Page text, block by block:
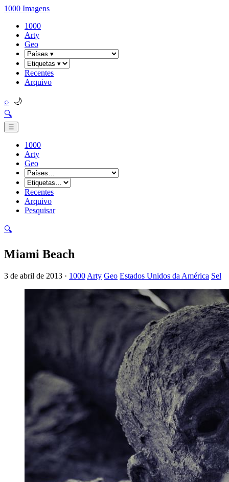
1000 Imagens
1000
Arty
Geo
Recentes
Arquivo
⌕ 🌙
🔍
☰
1000
Arty
Geo
Recentes
Arquivo
Pesquisar
🔍
Miami Beach
3 de abril de 2013 · 1000 Arty Geo Estados Unidos da América Sel